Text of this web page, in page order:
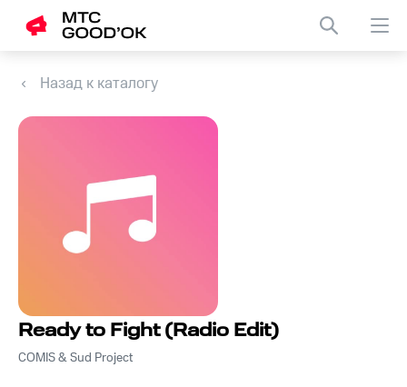
Назад к каталогу
Ready to Fight (Radio Edit)
COMIS & Sud Project